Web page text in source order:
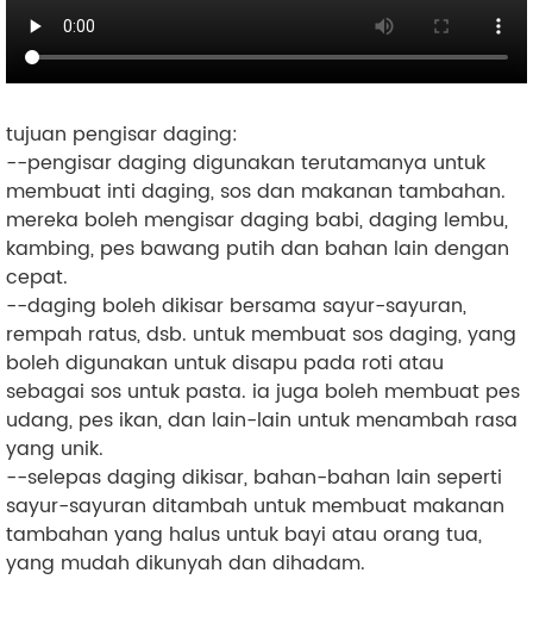
tujuan pengisar daging:
--pengisar daging digunakan terutamanya untuk
membuat inti daging, sos dan makanan tambahan.
mereka boleh mengisar daging babi, daging lembu,
kambing, pes bawang putih dan bahan lain dengan
cepat.
--daging boleh dikisar bersama sayur-sayuran,
rempah ratus, dsb. untuk membuat sos daging, yang
boleh digunakan untuk disapu pada roti atau
sebagai sos untuk pasta. ia juga boleh membuat pes
udang, pes ikan, dan lain-lain untuk menambah rasa
yang unik.
--selepas daging dikisar, bahan-bahan lain seperti
sayur-sayuran ditambah untuk membuat makanan
tambahan yang halus untuk bayi atau orang tua,
yang mudah dikunyah dan dihadam.